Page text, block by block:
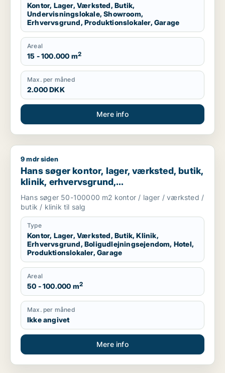
Kontor, Lager, Værksted, Butik,
Undervisningslokale, Showroom,
Erhvervsgrund, Produktionslokaler, Garage
Areal
15 - 100.000 m2
Max. per måned
2.000 DKK
Mere info
Hans søger kontor, lager, værksted, butik, klinik,
9 mdr siden
Hans søger kontor, lager, værksted, butik,
klinik, erhvervsgrund,
boligudlejningsejendom, hotel,
produktionslokaler eller garage til salg i
Region Sjælland
Hans søger 50-100000 m2 kontor / lager / værksted /
butik / klinik til salg
Type
Kontor, Lager, Værksted, Butik, Klinik,
Erhvervsgrund, Boligudlejningsejendom, Hotel,
Produktionslokaler, Garage
Areal
50 - 100.000 m2
Max. per måned
Ikke angivet
Mere info